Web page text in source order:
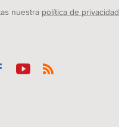
nuestra política de privacidad